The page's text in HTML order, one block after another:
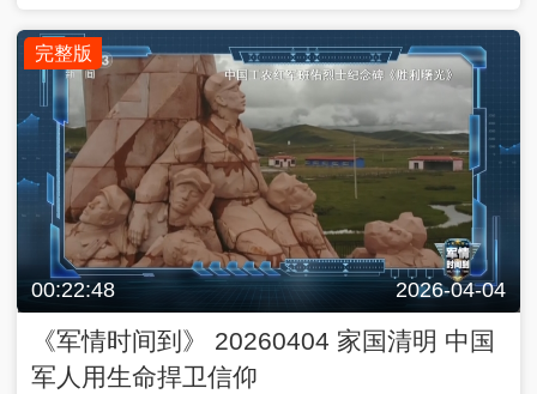
完整版
00:22:48 2026-04-04
《军情时间到》 20260404 家国清明 中国
军人用生命捍卫信仰